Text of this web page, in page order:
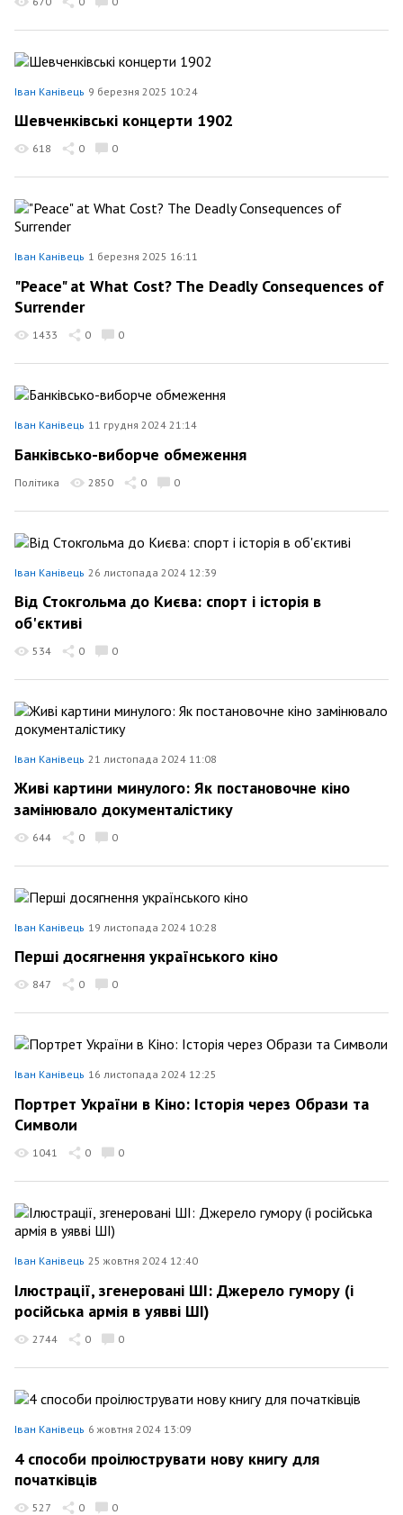
Іван Канівець 9 березня 2025 10:24
Шевченківські концерти 1902
618 0 0
Іван Канівець 1 березня 2025 16:11
"Peace" at What Cost? The Deadly Consequences of
Surrender
1433 0 0
Іван Канівець 11 грудня 2024 21:14
Банківсько-виборче обмеження
Політика 2850 0 0
Іван Канівець 26 листопада 2024 12:39
Від Стокгольма до Києва: спорт і історія в
об'єктиві
534 0 0
Іван Канівець 21 листопада 2024 11:08
Живі картини минулого: Як постановочне кіно
замінювало документалістику
644 0 0
Іван Канівець 19 листопада 2024 10:28
Перші досягнення українського кіно
847 0 0
Іван Канівець 16 листопада 2024 12:25
Портрет України в Кіно: Історія через Образи та
Символи
1041 0 0
Іван Канівець 25 жовтня 2024 12:40
Ілюстрації, згенеровані ШІ: Джерело гумору (і
російська армія в уявві ШІ)
2744 0 0
Іван Канівець 6 жовтня 2024 13:09
4 способи проілюструвати нову книгу для
початківців
527 0 0